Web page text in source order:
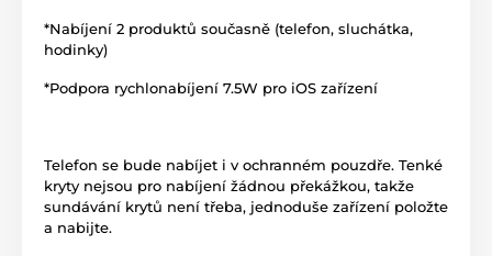
*Nabíjení 2 produktů současně (telefon, sluchátka,
hodinky)
*Podpora rychlonabíjení 7.5W pro iOS zařízení
Telefon se bude nabíjet i v ochranném pouzdře. Tenké
kryty nejsou pro nabíjení žádnou překážkou, takže
sundávání krytů není třeba, jednoduše zařízení položte
a nabijte.